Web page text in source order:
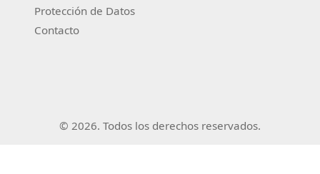
Protección de Datos
Contacto
© 2026. Todos los derechos reservados.